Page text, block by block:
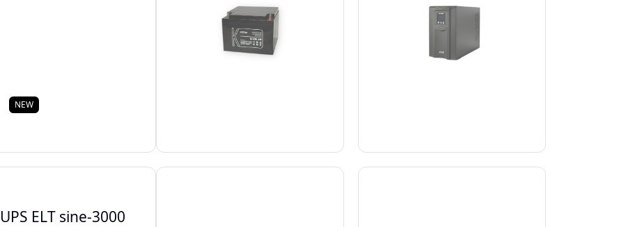
NEW
UPS ELT sine-3000